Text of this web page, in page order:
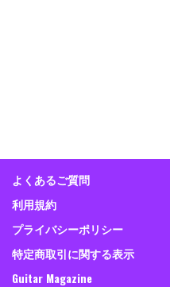
よくあるご質問
利用規約
プライバシーポリシー
特定商取引に関する表示
Guitar Magazine